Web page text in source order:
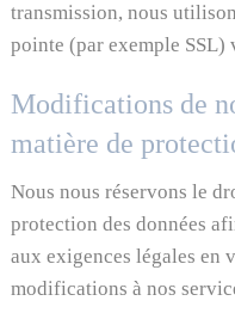
transmission, nous
pointe (par exemple SSL)
Modifications de
matière de
Nous nous réservons le
protection des données
aux exigences légales en
modifications à nos